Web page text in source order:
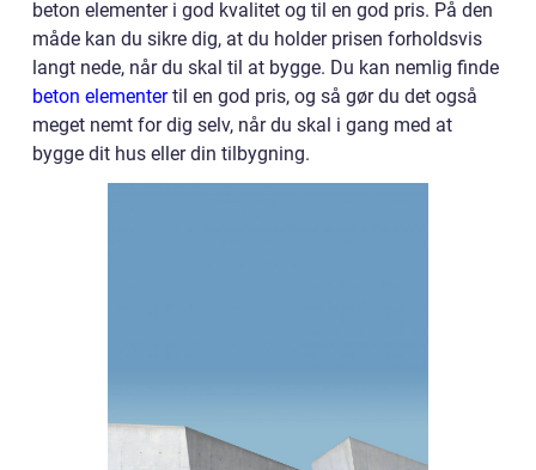
beton elementer i god kvalitet og til en god pris. På den
måde kan du sikre dig, at du holder prisen forholdsvis
langt nede, når du skal til at bygge. Du kan nemlig finde
beton elementertil en god pris, og så gør du det også
meget nemt for dig selv, når du skal i gang med at
bygge dit hus eller din tilbygning.